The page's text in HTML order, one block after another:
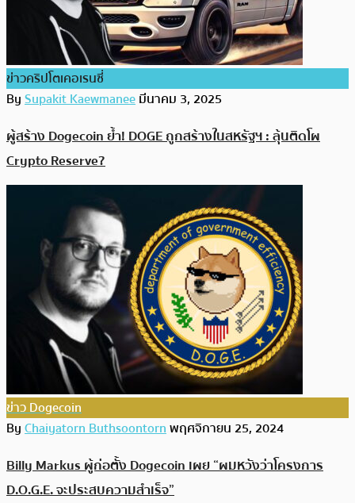
ข่าวคริปโตเคอเรนซี่
BySupakit Kaewmaneeมีนาคม 3, 2025
ผู้สร้าง Dogecoin ย้ำ! DOGE ถูกสร้างในสหรัฐฯ : ลุ้นติดโผ
Crypto Reserve?
ข่าว Dogecoin
ByChaiyatorn Buthsoontornพฤศจิกายน 25, 2024
Billy Markus ผู้ก่อตั้ง Dogecoin เผย “ผมหวังว่าโครงการ
D.O.G.E. จะประสบความสำเร็จ”